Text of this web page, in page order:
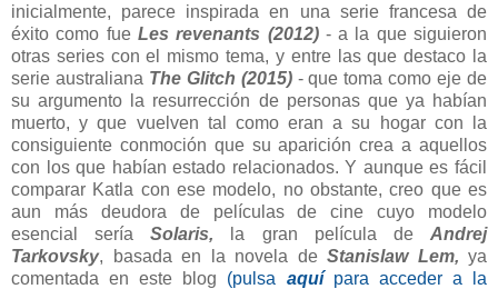
inicialmente, parece inspirada en una serie francesa de
éxito como fue Les revenants (2012) - a la que siguieron
otras series con el mismo tema, y entre las que destaco la
serie australiana The Glitch (2015)- que toma como eje de
su argumento la resurrección de personas que ya habían
muerto, y que vuelven tal como eran a su hogar con la
consiguiente conmoción que su aparición crea a aquellos
con los que habían estado relacionados. Y aunque es fácil
comparar Katla con ese modelo, no obstante, creo que es
aun más deudora de películas de cine cuyo modelo
esencial seríaSolaris, la gran película deAndrej
Tarkovsky, basada en la novela de Stanislaw Lem, ya
comentada en este blog (pulsa aquí para acceder a la